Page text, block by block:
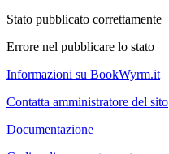
Stato pubblicato correttamente
Errore nel pubblicare lo stato
Informazioni su BookWyrm.it
Contatta amministratore del sito
Documentazione